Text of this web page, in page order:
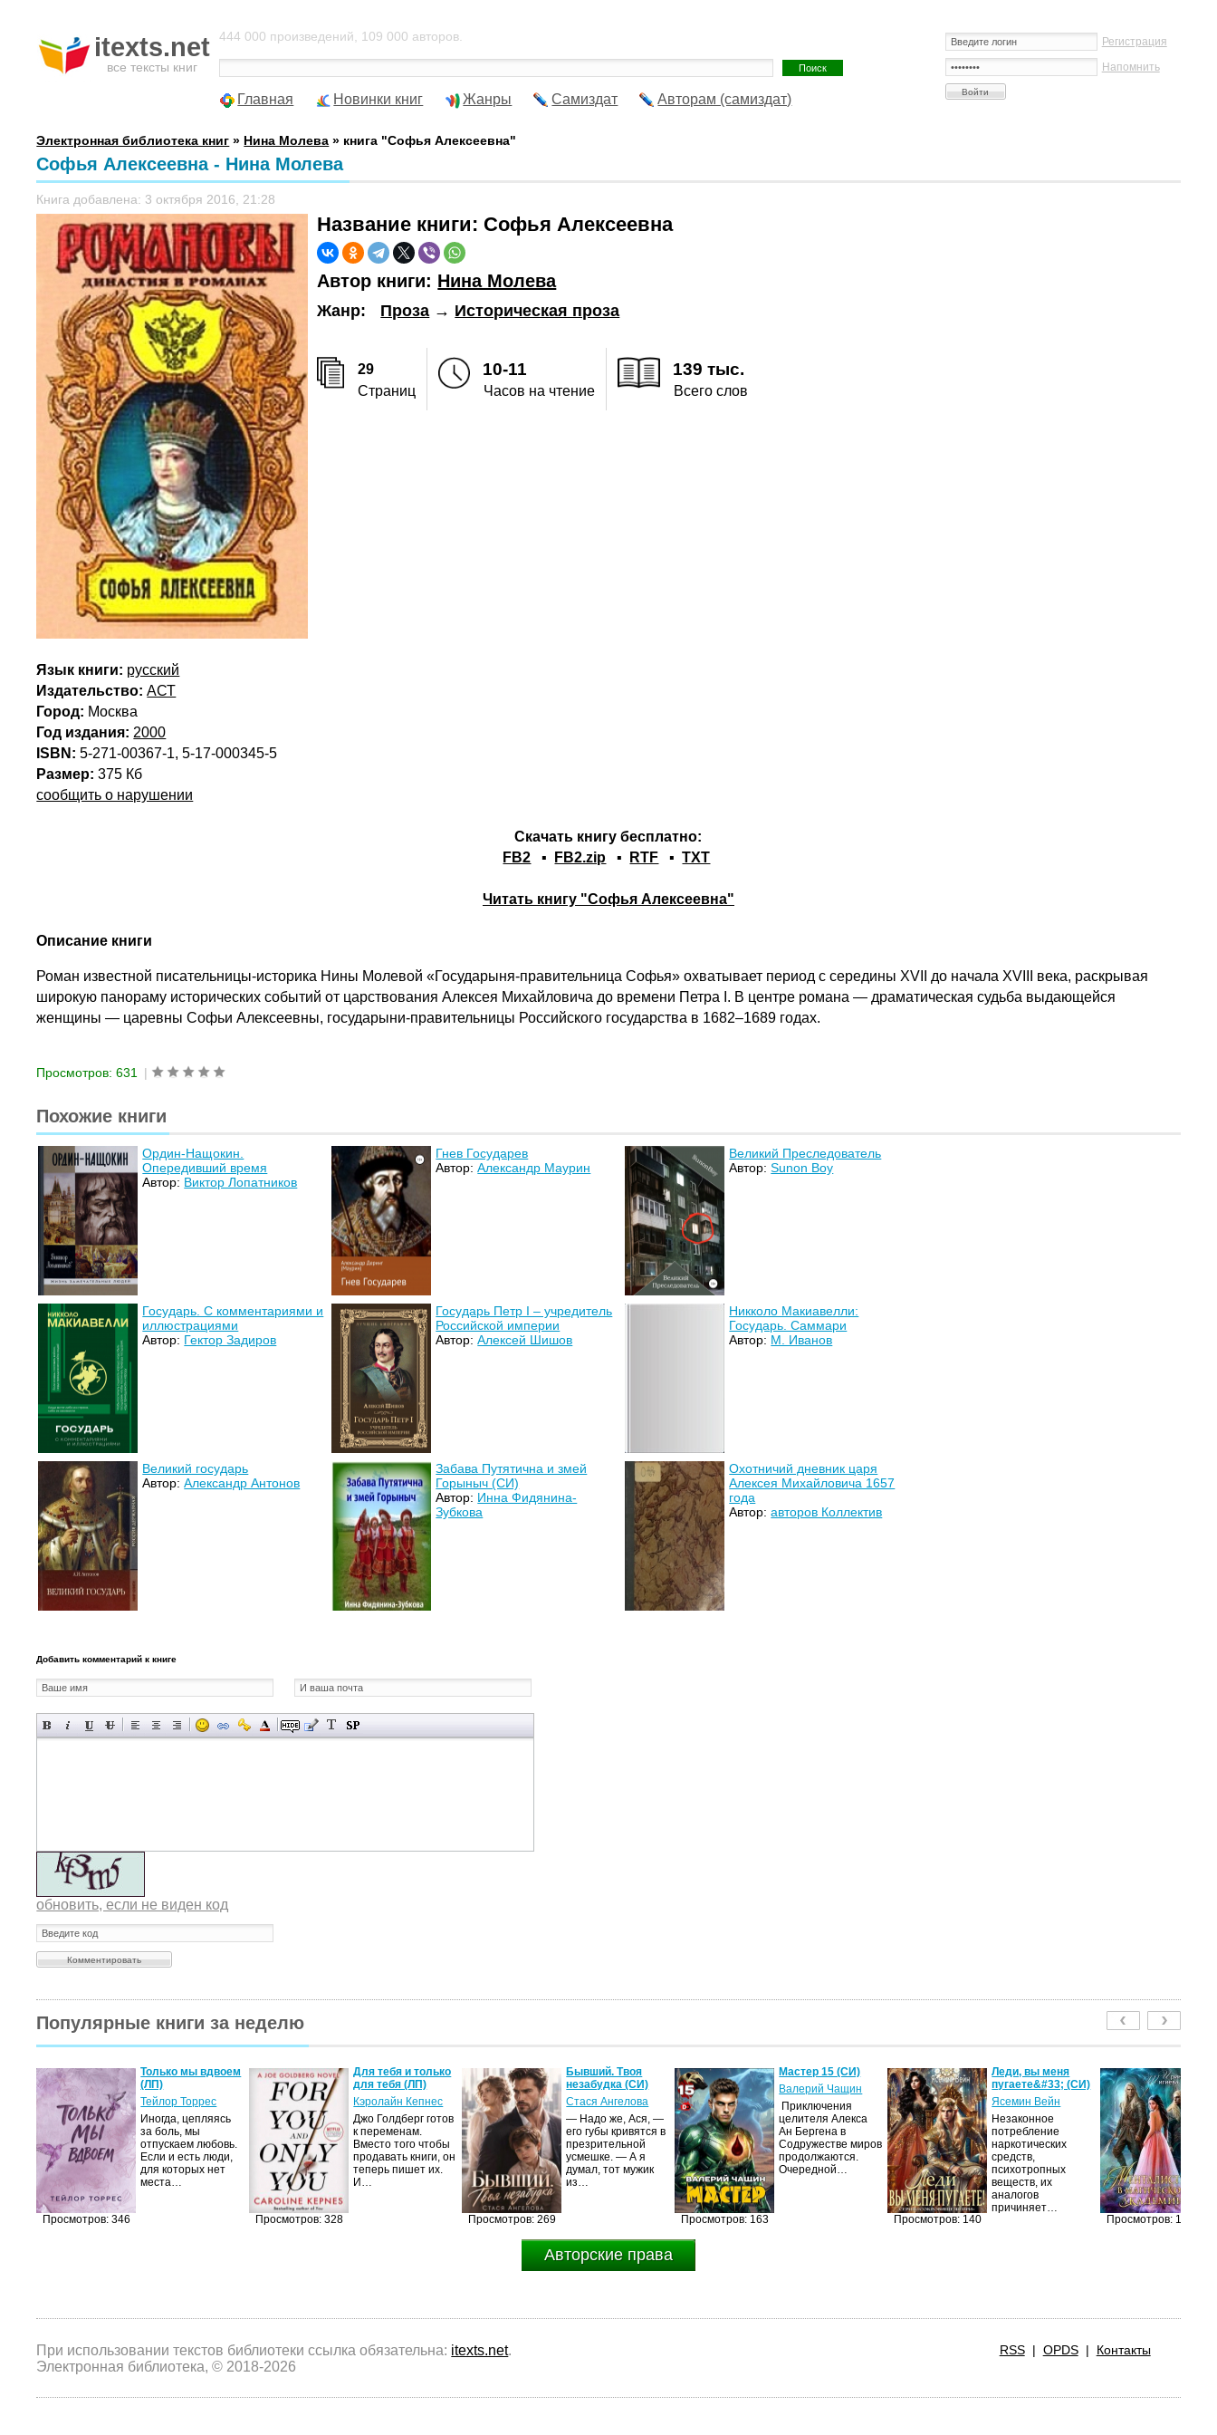
itexts.net
все тексты книг
Регистрация
Напомнить
444 000 произведений, 109 000 авторов.
Главная Новинки книг Жанры Самиздат Авторам (самиздат)
Электронная библиотека книг » Нина Молева » книга "Софья Алексеевна"
Софья Алексеевна - Нина Молева
Книга добавлена: 3 октября 2016, 21:28
Название книги: Софья Алексеевна
Автор книги: Нина Молева
Жанр: Проза → Историческая проза
29
Страниц
10-11
Часов на чтение
139 тыс.
Всего слов
Язык книги: русский
Издательство: АСТ
Город: Москва
Год издания: 2000
ISBN: 5-271-00367-1, 5-17-000345-5
Размер: 375 Кб
сообщить о нарушении
Скачать книгу бесплатно:
FB2 ▪ FB2.zip ▪ RTF ▪TXT
Читать книгу "Софья Алексеевна"
Описание книги
Роман известной писательницы-историка Нины Молевой «Государыня-правительница Софья» охватывает период с середины XVII до начала XVIII века, раскрывая
широкую панораму исторических событий от царствования Алексея Михайловича до времени Петра I. В центре романа — драматическая судьба выдающейся
женщины — царевны Софьи Алексеевны, государыни-правительницы Российского государства в 1682–1689 годах.
Просмотров: 631 |
Похожие книги
Ордин-Нащокин.
Опередивший время
Автор: Виктор Лопатников
Гнев Государев
Автор:Александр Маурин
Великий Преследователь
Автор:Sunon Boy
Государь. С комментариями и
иллюстрациями
Автор: Гектор Задиров
Государь Петр I – учредитель
Российской империи
Автор:Алексей Шишов
Никколо Макиавелли:
Государь. Саммари
Автор: М. Иванов
Великий государь
Автор:Александр Антонов
Забава Путятична и змей
Горыныч (СИ)
Автор: Инна Фидянина-
Зубкова
Охотничий дневник царя
Алексея Михайловича 1657
года
Автор:авторов Коллектив
Добавить комментарий к книге
обновить, если не виден код
Популярные книги за неделю
Просмотров: 346
Только мы вдвоем
(ЛП)
Тейлор Торрес
Иногда, цепляясь
за боль, мы
отпускаем любовь.
Если и есть люди,
для которых нет
места…
Просмотров: 328
Для тебя и только
для тебя (ЛП)
Кэролайн Кепнес
Джо Голдберг готов
к переменам.
Вместо того чтобы
продавать книги, он
теперь пишет их.
И…
Просмотров: 269
Бывший. Твоя
незабудка (СИ)
Стася Ангелова
— Надо же, Ася, —
его губы кривятся в
презрительной
усмешке. — А я
думал, тот мужик
из…
Просмотров: 163
Мастер 15 (СИ)
Валерий Чащин
Приключения
целителя Алекса
Ан Бергена в
Содружестве миров
продолжаются.
Очередной…
Просмотров: 140
Леди, вы меня
пугаете&#33; (СИ)
Ясемин Вейн
Незаконное
потребление
наркотических
средств,
психотропных
веществ, их
аналогов
причиняет…
Просмотров: 139
Авторские права
При использовании текстов библиотеки ссылка обязательна: itexts.net.
Электронная библиотека, © 2018-2026
RSS| OPDS| Контакты